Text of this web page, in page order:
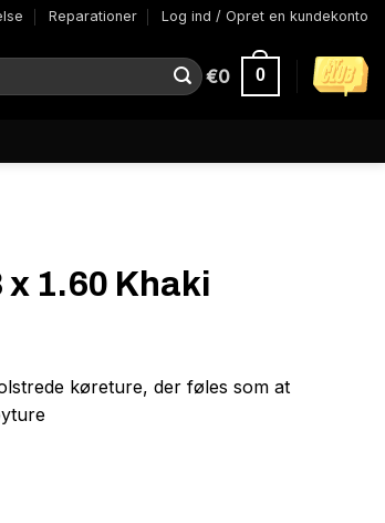
Reparationer Log ind / Opret en kundekonto
€0 0
x 1.60 Khaki
køreture, der føles som at